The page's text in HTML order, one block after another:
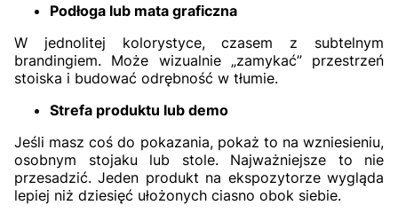
Podłoga lub mata graficzna
W jednolitej kolorystyce, czasem z subtelnym
brandingiem. Może wizualnie „zamykać” przestrzeń
stoiska i budować odrębność w tłumie.
Strefa produktu lub demo
Jeśli masz coś do pokazania, pokaż to na wzniesieniu,
osobnym stojaku lub stole. Najważniejsze to nie
przesadzić. Jeden produkt na ekspozytorze wygląda
lepiej niż dziesięć ułożonych ciasno obok siebie.